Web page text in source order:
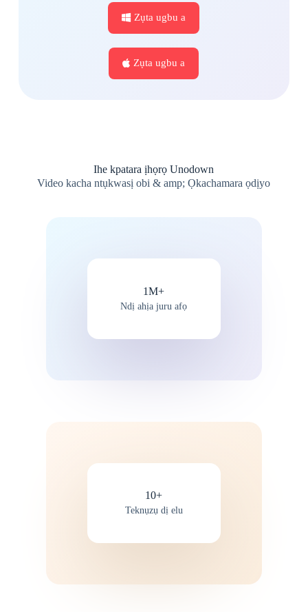
Zụta ugbu a
Zụta ugbu a
Ihe kpatara ịhọrọ Unodown
Video kacha ntụkwasị obi & amp; Ọkachamara ọdịyo
1M+
Ndị ahịa juru afọ
10+
Teknụzụ dị elu